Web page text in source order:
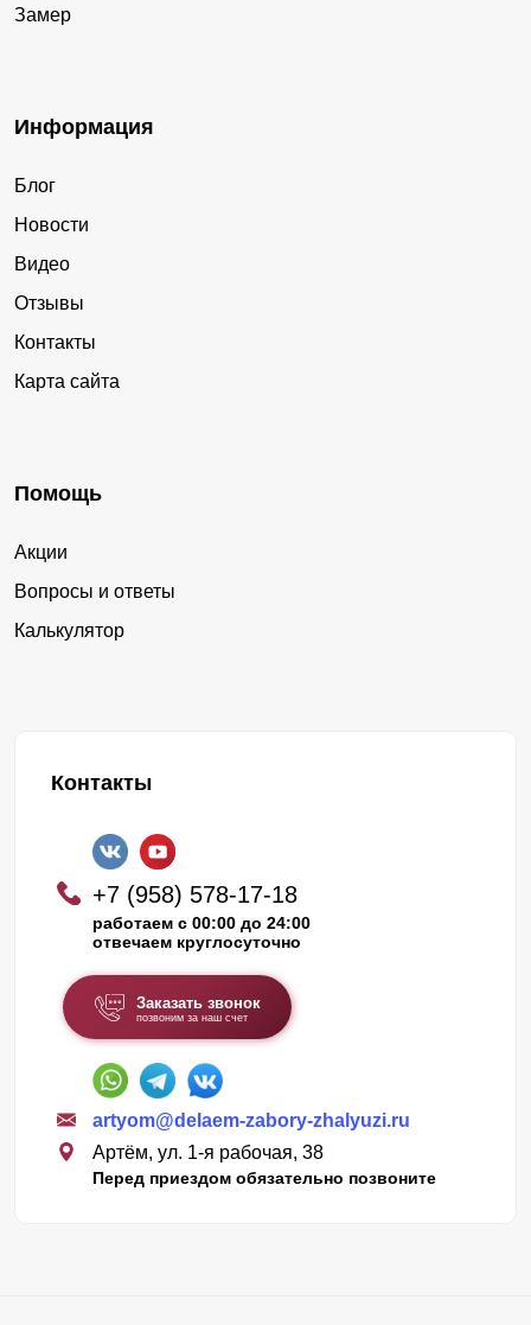
Замер
Информация
Блог
Новости
Видео
Отзывы
Контакты
Карта сайта
Помощь
Акции
Вопросы и ответы
Калькулятор
Контакты
+7 (958) 578-17-18
работаем с 00:00 до 24:00
отвечаем круглосуточно
Заказать звонок
позвоним за наш счет
artyom@delaem-zabory-zhalyuzi.ru
Артём, ул. 1-я рабочая, 38
Перед приездом обязательно позвоните